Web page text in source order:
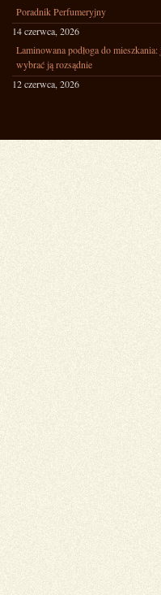
Poradnik Perfumeryjny
14 czerwca, 2026
Laminowana podłoga do mieszkania:
wybrać ją rozsądnie
12 czerwca, 2026